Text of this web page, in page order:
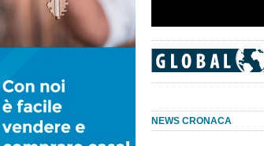
NEWS CRONACA